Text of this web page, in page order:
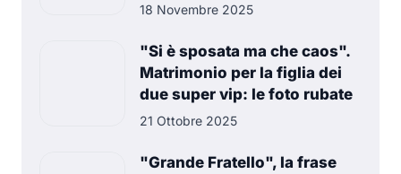
18 Novembre 2025
"Si è sposata ma che caos".
Matrimonio per la figlia dei
due super vip: le foto rubate
21 Ottobre 2025
"Grande Fratello", la frase